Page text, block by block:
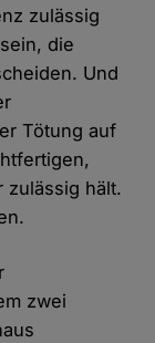
zulässig
die
Und
Tötung auf
zulässig hält.
zwei